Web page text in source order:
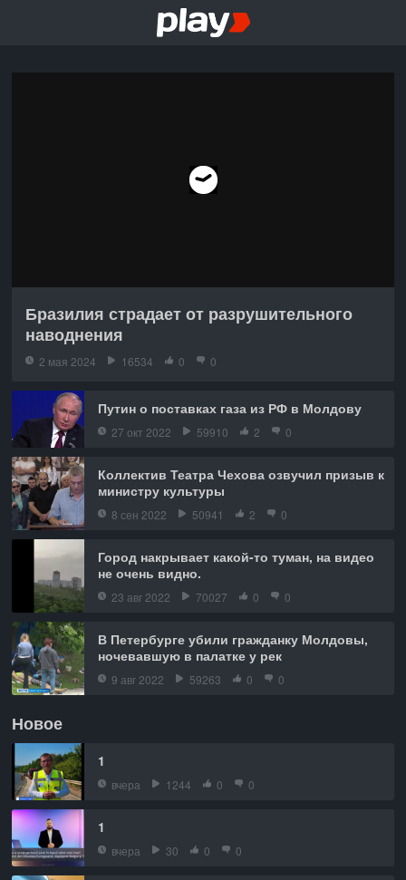
Бразилия страдает от разрушительного
наводнения
2 мая 2024 16534 0 0
Путин о поставках газа из РФ в Молдову
27 окт 2022 59910 2 0
Коллектив Театра Чехова озвучил призыв к
министру культуры
8 сен 2022 50941 2 0
Город накрывает какой-то туман, на видео
не очень видно.
23 авг 2022 70027 0 0
В Петербурге убили гражданку Молдовы,
ночевавшую в палатке у рек
9 авг 2022 59263 0 0
Новое
1
вчера 1244 0 0
1
вчера 30 0 0